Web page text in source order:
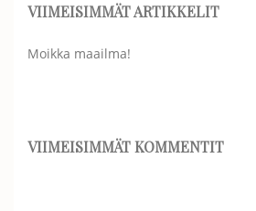
VIIMEISIMMÄT ARTIKKELIT
Moikka maailma!
VIIMEISIMMÄT KOMMENTIT